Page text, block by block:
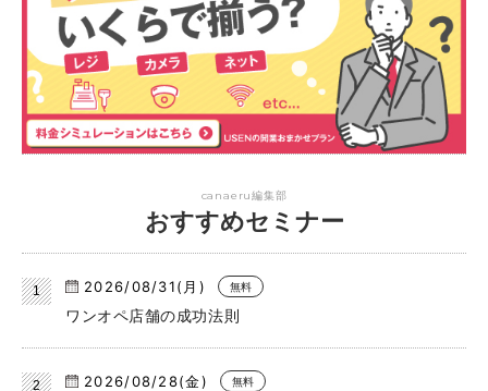
canaeru編集部
おすすめセミナー
2026/08/31(月) 無料
ワンオペ店舗の成功法則
2026/08/28(金) 無料